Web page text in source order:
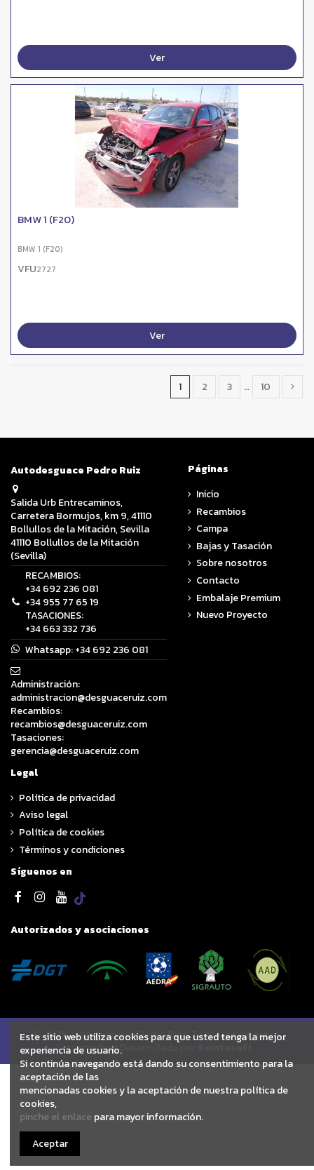
Ver
BMW 1 (F20)
BMW 1 (F20)
VFU2727
Ver
1 2 3 … 10
Autodesguace Pedro Ruiz
Salida Urb Entrecaminos,
Carretera Bormujos, km 9, 41110
Bollullos de la Mitación, Sevilla
41110 Bollullos de la Mitación
(Sevilla)
RECAMBIOS:
+34 692 236 081
+34 955 77 65 19
TASACIONES:
+34 663 332 736
Whatsapp:+34 692 236 081
Administración:
administracion@desguaceruiz.com
Recambios:
recambios@desguaceruiz.com
Tasaciones:
gerencia@desguaceruiz.com
Páginas
Inicio
Recambios
Campa
Bajas y Tasación
Sobre nosotros
Contacto
Embalaje Premium
Nuevo Proyecto
Legal
Política de privacidad
Aviso legal
Política de cookies
Términos y condiciones
Síguenos en
Autorizados y asociaciones
© 2025 Autodesguace Pedro Ruiz. Todos los derechos
reservados | Desarrollado por
Este sitio web utiliza cookies para que usted tenga la mejor
experiencia de usuario.
Si continúa navegando está dando su consentimiento para la
aceptación de las
mencionadas cookies y la aceptación de nuestra política de
cookies,
pinche el enlace para mayor información.
Aceptar